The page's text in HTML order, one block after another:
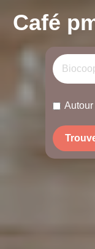
Café
Autour